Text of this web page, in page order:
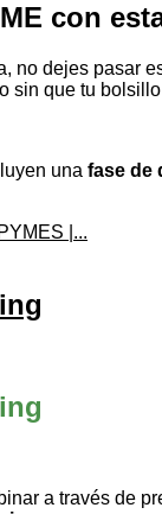
con
no dejes pasar
sin que tu
una fase de
|...
a través de